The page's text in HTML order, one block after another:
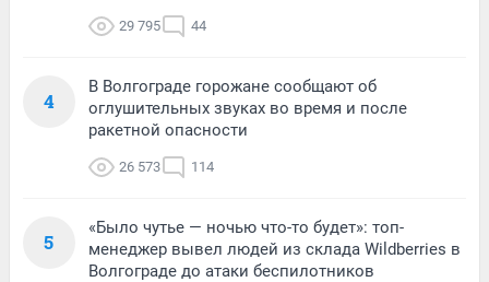
29 795 44
4
В Волгограде горожане сообщают об
оглушительных звуках во время и после
ракетной опасности
26 573 114
5
«Было чутье — ночью что-то будет»: топ-
менеджер вывел людей из склада Wildberries в
Волгограде до атаки беспилотников